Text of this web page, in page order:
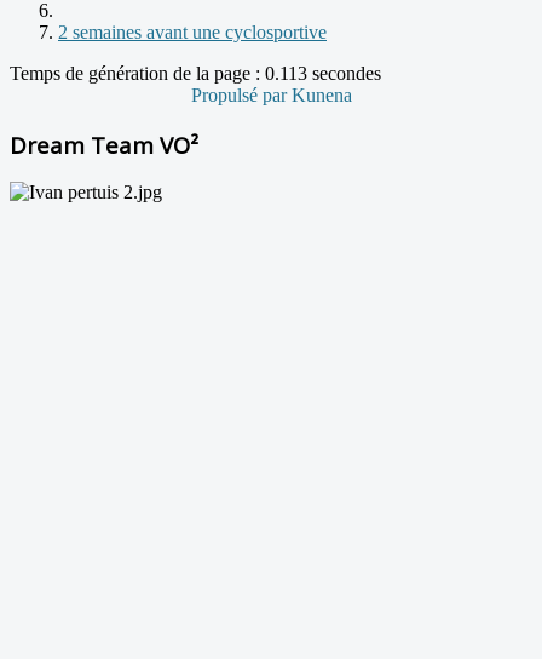
2 semaines avant une cyclosportive
Temps de génération de la page : 0.113 secondes
Propulsé parKunena
Dream Team VO²